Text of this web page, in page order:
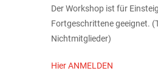
Der Workshop ist für
Fortgeschrittene geeignet.
Nichtmitglieder)
Hier ANMELDEN